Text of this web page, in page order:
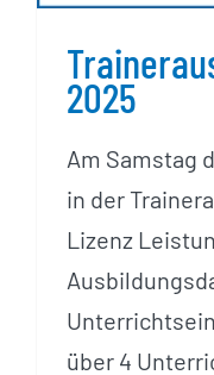
2025
Am Samstag
in der
Lizenz
über 4